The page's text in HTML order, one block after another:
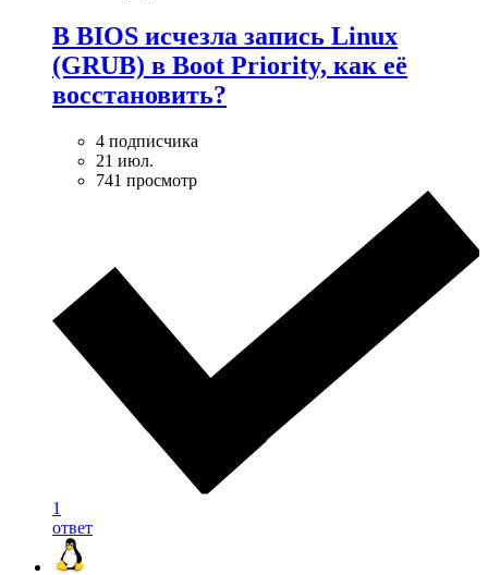
В BIOS исчезла запись Linux
(GRUB) в Boot Priority, как её
восстановить?
4 подписчика
21 июл.
741 просмотр
1
ответ